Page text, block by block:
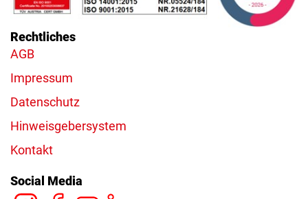
Rechtliches
AGB
Impressum
Datenschutz
Hinweisgebersystem
Kontakt
Social Media